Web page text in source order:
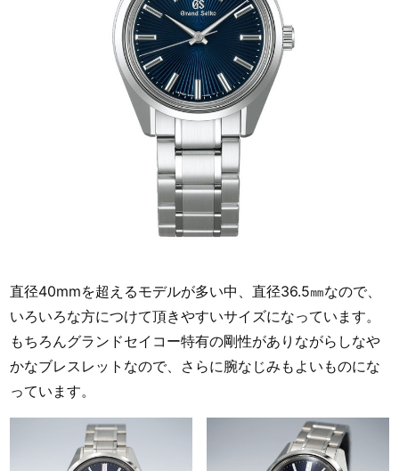
直径40mmを超えるモデルが多い中、直径36.5㎜なので、
いろいろな方につけて頂きやすいサイズになっています。
もちろんグランドセイコー特有の剛性がありながらしなや
かなブレスレットなので、さらに腕なじみもよいものにな
っています。